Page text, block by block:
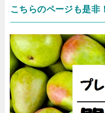
こちらのページも是非